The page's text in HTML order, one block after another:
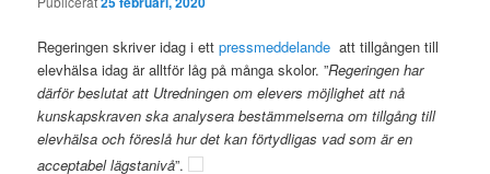
Regeringen skriver idag i ettpressmeddelande att tillgången till
elevhälsa idag är alltför låg på många skolor. ”Regeringen har
därför beslutat att Utredningen om elevers möjlighet att nå
kunskapskraven ska analysera bestämmelserna om tillgång till
elevhälsa och föreslå hur det kan förtydligas vad som är en
acceptabel lägstanivå”.